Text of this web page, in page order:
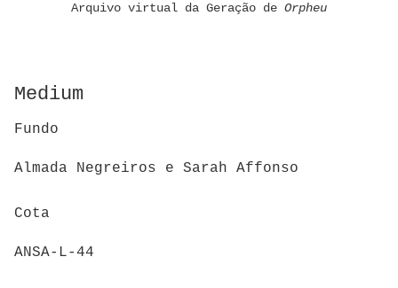
Arquivo virtual da Geração de Orpheu
Medium
Fundo
Almada Negreiros e Sarah Affonso
Cota
ANSA-L-44